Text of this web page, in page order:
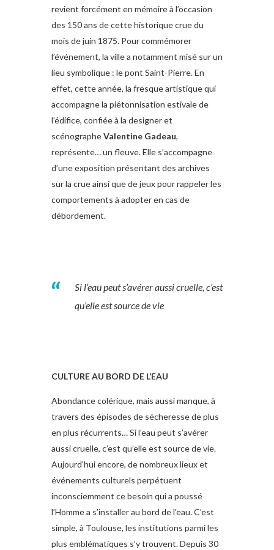
revient forcément en mémoire à l’occasion
des 150 ans de cette historique crue du
mois de juin 1875. Pour commémorer
l’événement, la ville a notamment misé sur un
lieu symbolique : le pont Saint-Pierre. En
effet, cette année, la fresque artistique qui
accompagne la piétonnisation estivale de
l’édifice, confiée à la designer et
scénographeValentine Gadeau,
représente… un fleuve. Elle s’accompagne
d’une exposition présentant des archives
sur la crue ainsi que de jeux pour rappeler les
comportements à adopter en cas de
débordement.
Si l’eau peut s’avérer aussi cruelle, c’est
qu’elle est source de vie
CULTURE AU BORD DE L’EAU
Abondance colérique, mais aussi manque, à
travers des épisodes de sécheresse de plus
en plus récurrents… Si l’eau peut s’avérer
aussi cruelle, c’est qu’elle est source de vie.
Aujourd’hui encore, de nombreux lieux et
événements culturels perpétuent
inconsciemment ce besoin qui a poussé
l’Homme a s’installer au bord de l’eau. C’est
simple, à Toulouse, les institutions parmi les
plus emblématiques s’y trouvent. Depuis 30